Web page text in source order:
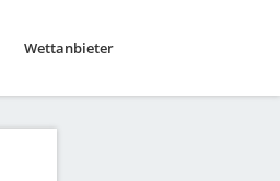
Wettanbieter